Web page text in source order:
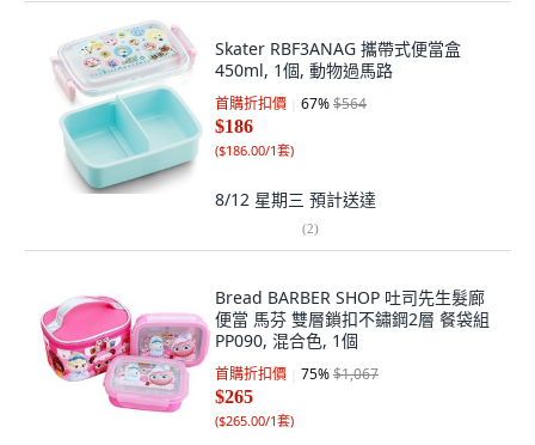
Skater RBF3ANAG 攜帶式便當盒
450ml, 1個, 動物過馬路
首購折扣價 67%$564
$186
($186.00/1套)
8/12 星期三 預計送達
(2)
Bread BARBER SHOP 吐司先生髮廊
便當 馬芬 雙層鎖扣不鏽鋼2層 餐袋組
PP090, 混合色, 1個
首購折扣價 75%$1,067
$265
($265.00/1套)